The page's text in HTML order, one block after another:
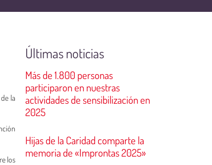
la
los
Últimas noticias
Más de 1.800 personas
participaron en nuestras
actividades de sensibilización en
2025
Hijas de la Caridad comparte la
memoria de «Improntas 2025»